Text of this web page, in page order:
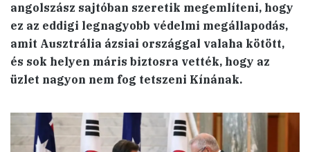
angolszász sajtóban szeretik megemlíteni, hogy
ez az eddigi legnagyobb védelmi megállapodás,
amit Ausztrália ázsiai országgal valaha kötött,
és sok helyen máris biztosra vették, hogy az
üzlet nagyon nem fog tetszeni Kínának.